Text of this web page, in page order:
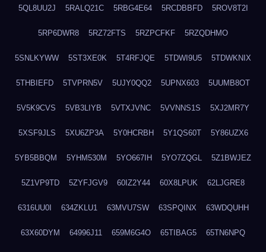
5QL8UU2J 5RALQ21C 5RBG4E64 5RCDBBFD 5ROV8T2I
5RP6DWR8 5RZ72FTS 5RZPCFKF 5RZQDHMO
5SNLKYWW 5ST3XE0K 5T4RFJQE 5TDWI9U5 5TDWKNIX
5THBIEFD 5TVPRN5V 5UJY0QQ2 5UPNX603 5UUMB8OT
5V5K9CVS 5VB3LIYB 5VTXJVNC 5VVNNS1S 5XJ2MR7Y
5XSF9JLS 5XU6ZP3A 5Y0HCRBH 5Y1QS60T 5Y86UZX6
5YB5BBQM 5YHM530M 5YO667IH 5YO7ZQGL 5Z1BWJEZ
5Z1VP9TD 5ZYFJGV9 60IZ2Y44 60X8LPUK 62LJGRE8
6316UU0I 634ZKLU1 63MVU7SW 63SPQINX 63WDQUHH
63X60DYM 64996J11 659M6G4O 65TIBAG5 65TN6NPQ